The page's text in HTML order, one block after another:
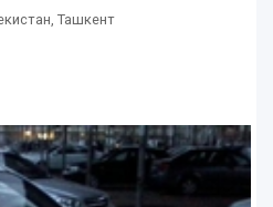
Ташкент